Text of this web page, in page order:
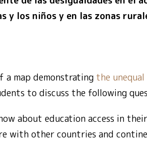
y los niños y en las zonas
a map demonstrating the
to discuss the following
about education access in
with other countries and